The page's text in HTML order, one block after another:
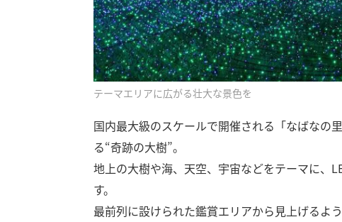
テーマエリアに広がる壮大な景色を
国内最大級のスケールで開催される「なばなの
る“奇跡の大樹”。
地上の大樹や海、天空、宇宙などをテーマに、
す。
最前列に設けられた鑑賞エリアから見上げるよ